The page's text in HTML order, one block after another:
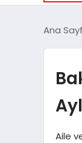
Ana
Aile